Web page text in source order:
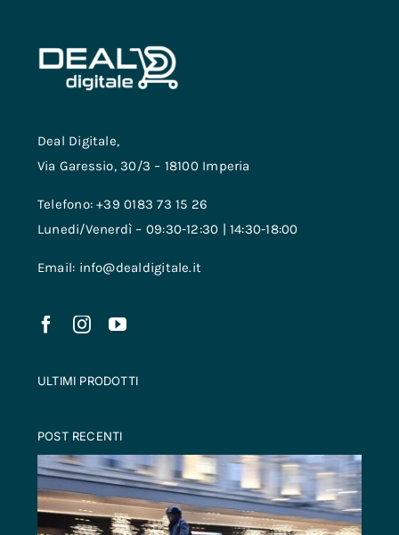
Deal Digitale,
Via Garessio, 30/3 – 18100 Imperia
Telefono: +39 0183 73 15 26
Lunedi/Venerdì – 09:30-12:30 | 14:30-18:00
Email: info@dealdigitale.it
ULTIMI PRODOTTI
POST RECENTI